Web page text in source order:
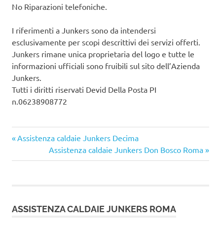
No Riparazioni telefoniche.
I riferimenti a Junkers sono da intendersi
esclusivamente per scopi descrittivi dei servizi offerti.
Junkers rimane unica proprietaria del logo e tutte le
informazioni ufficiali sono fruibili sul sito dell’Azienda
Junkers.
Tutti i diritti riservati Devid Della Posta PI
n.06238908772
Navigazione
articoli
Articolo
precedente:
Assistenza caldaie Junkers Decima
Articolo
successivo:
Assistenza caldaie Junkers Don Bosco Roma
ASSISTENZA CALDAIE JUNKERS ROMA